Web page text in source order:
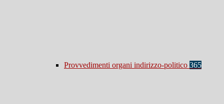
Provvedimenti organi indirizzo-politico 365